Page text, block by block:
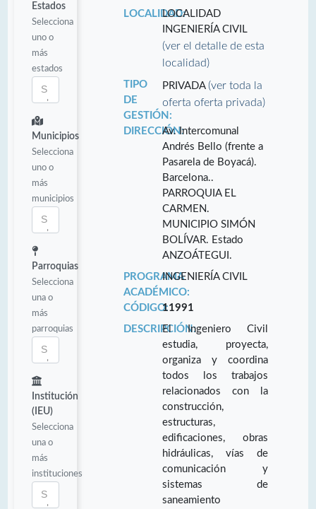
Estados
Selecciona
uno o
más
estados
Municipios
Selecciona
uno o
más
municipios
Parroquias
Selecciona
una o
más
parroquias
Institución
(IEU)
Selecciona
una o
más
instituciones
LOCALIDAD:LOCALIDAD
INGENIERÍA CIVIL
(ver el detalle de esta
localidad)
TIPO
DE
GESTIÓN:
PRIVADA(ver toda la
oferta oferta privada)
DIRECCIÓN:Av. Intercomunal
Andrés Bello (frente a
Pasarela de Boyacá).
Barcelona..
PARROQUIA EL
CARMEN.
MUNICIPIO SIMÓN
BOLÍVAR. Estado
ANZOÁTEGUI.
PROGRAMA
ACADÉMICO:
INGENIERÍA CIVIL
CÓDIGO:11991
DESCRIPCIÓN:El Ingeniero Civil
estudia, proyecta,
organiza y coordina
todos los trabajos
relacionados con la
construcción,
estructuras,
edificaciones, obras
hidráulicas, vías de
comunicación y
sistemas de
saneamiento